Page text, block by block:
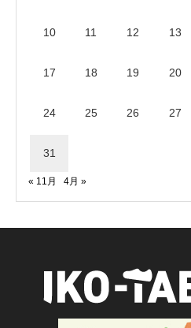
10 11 12 13
17 18 19 20
24 25 26 27
31
« 11月 4月 »